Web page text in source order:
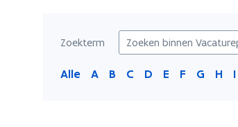
provincieZoekterm
Alle A B C D E F G H I